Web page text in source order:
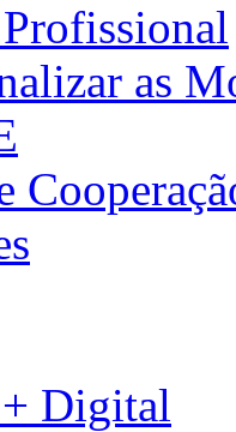
as
Digital